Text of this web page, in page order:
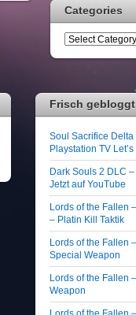
Categories
Frisch
Soul Sacrifice Delta
Playstation TV
Dark Souls 2 DLC
Jetzt auf YouTube
Lords of the Fallen
– Platin Kill Taktik
Lords of the Fallen
Special Weapon
Lords of the Fallen
Weapon